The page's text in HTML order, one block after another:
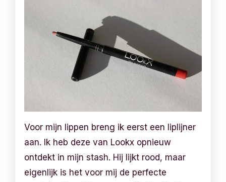
Voor mijn lippen breng ik eerst een liplijner
aan. Ik heb deze van Lookx opnieuw
ontdekt in mijn stash. Hij lijkt rood, maar
eigenlijk is het voor mij de perfecte